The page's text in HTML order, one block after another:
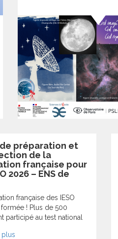
préparation et
de la
française pour
2026 – ENS de
française des IESO
! Plus de 500
participé au test national
plus